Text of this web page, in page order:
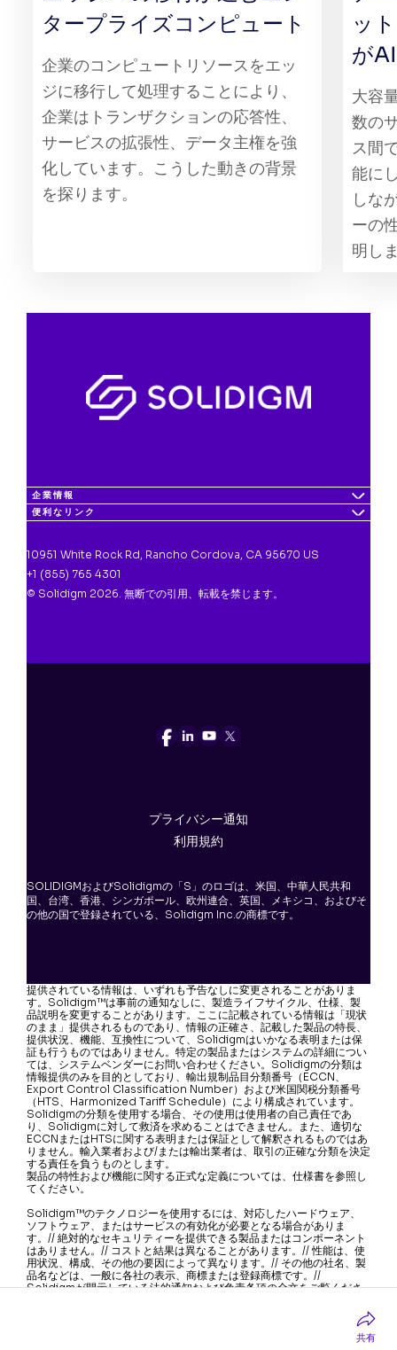
共有
タープライズコンピュート
企業のコンピュートリソースをエッ
ジに移行して処理することにより、
企業はトランザクションの応答性、
サービスの拡張性、データ主権を強
化しています。こうした動きの背景
を探ります。
ッ
が
大容
数の
ス間
能に
しな
ーの
明し
企業情報
便利なリンク
10951 White Rock Rd, Rancho Cordova, CA 95670 US
+1 (855) 765 4301
© Solidigm 2026. 無断での引用、転載を禁じます。
プライバシー通知
利用規約
SOLIDIGMおよびSolidigmの「S」のロゴは、米国、中華人民共和
国、台湾、香港、シンガポール、欧州連合、英国、メキシコ、およびそ
の他の国で登録されている、Solidigm Inc.の商標です。
提供されている情報は、いずれも予告なしに変更されることがありま
す。Solidigm™は事前の通知なしに、製造ライフサイクル、仕様、製
品説明を変更することがあります。ここに記載されている情報は「現状
のまま」提供されるものであり、情報の正確さ、記載した製品の特長、
提供状況、機能、互換性について、Solidigmはいかなる表明または保
証も行うものではありません。特定の製品またはシステムの詳細につい
ては、システムベンダーにお問い合わせください。Solidigmの分類は
情報提供のみを目的としており、輸出規制品目分類番号（ECCN、
Export Control Classification Number）および米国関税分類番号
（HTS、Harmonized Tariff Schedule）により構成されています。
Solidigmの分類を使用する場合、その使用は使用者の自己責任であ
り、Solidigmに対して救済を求めることはできません。また、適切な
ECCNまたはHTSに関する表明または保証として解釈されるものではあ
りません。輸入業者および/または輸出業者は、取引の正確な分類を決定
する責任を負うものとします。
製品の特性および機能に関する正式な定義については、仕様書を参照し
てください。
Solidigm™のテクノロジーを使用するには、対応したハードウェア、
ソフトウェア、またはサービスの有効化が必要となる場合がありま
す。// 絶対的なセキュリティーを提供できる製品またはコンポーネント
はありません。// コストと結果は異なることがあります。// 性能は、使
用状況、構成、その他の要因によって異なります。// その他の社名、製
品名などは、一般に各社の表示、商標または登録商標です。//
Solidigmが開示している法的通知および免責条項の全文をご覧くださ
られている人権を侵害しない、または侵害を助長することのないアプリ